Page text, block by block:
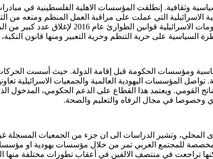
وثقافية. إنطلقت المؤسسات الاهلية الفلسطينية في
الاسرائيلية التي عملت على مراقبة العمل المنظم ومنعه من
استخدام المؤسسات الادارية والامنية التي تتابع
التنظم وحرية التعبير ومنها قانون النكبة، تشريع قانون الطوارئ
ومؤسسات الحكومة قبل إقامة الدولة. حيث أسست
تواصل المؤسسات اليهودية العالمية والجمعيات الاسرائيلية
القطاعات الاقتصادية اذ تشير التقارير الى انه يدير حوالي 13% من الناتج القومي. ويعتمد هذا
وخصوصا في مجال الرفاه والتعليم والصحة.
للمجتمع العربي تمر من خلال مؤسسات يهودية او
تراجعت في منتصف الالفين في أعقاب تطورات مختلفة منها